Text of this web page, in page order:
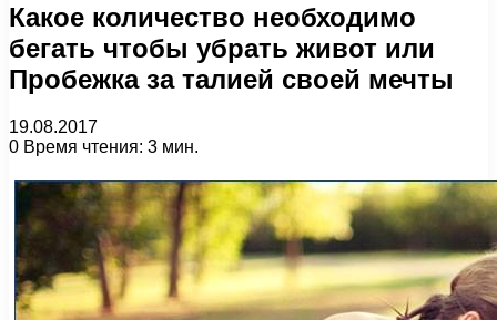
Какое количество необходимо
бегать чтобы убрать живот или
Пробежка за талией своей мечты
19.08.2017
0 Время чтения: 3 мин.